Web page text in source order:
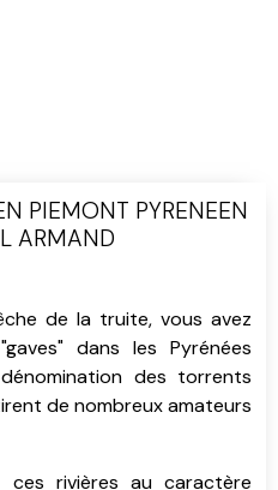
PIEMONT PYRENEEN
ARMAND
de la truite, vous avez
dans les Pyrénées
dénomination des torrents
de nombreux amateurs
ces rivières au caractère